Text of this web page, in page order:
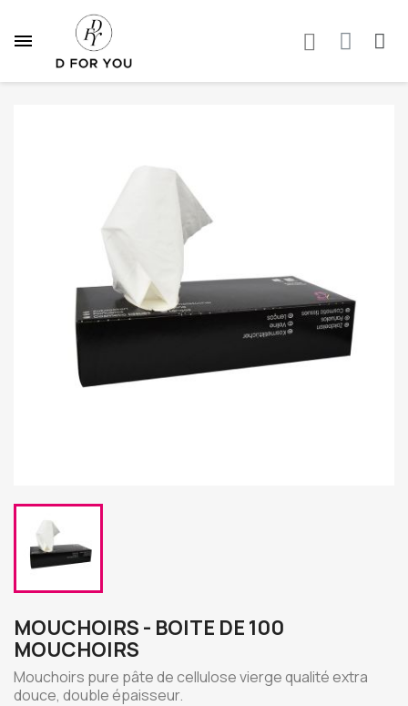
MOUCHOIRS - BOITE DE 100
MOUCHOIRS
Mouchoirs pure pâte de cellulose vierge qualité extra
douce, double épaisseur.